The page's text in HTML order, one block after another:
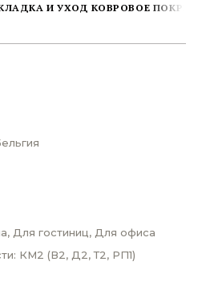
И УХОД КОВРОВОЕ
Для гостиниц, Для офиса
КМ2 (В2, Д2, Т2, РП1)